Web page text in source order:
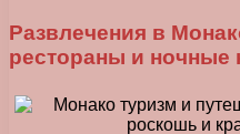
Развлечения в
рестораны и ночные